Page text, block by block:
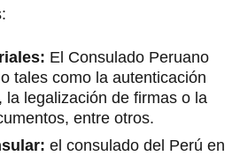
El Consulado Peruano
tales como la autenticación
la legalización de firmas o la
entre otros.
el consulado del Perú en